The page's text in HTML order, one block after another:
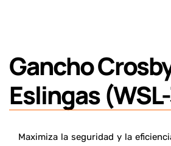
Gancho
Eslingas
Maximiza la seguridad y la